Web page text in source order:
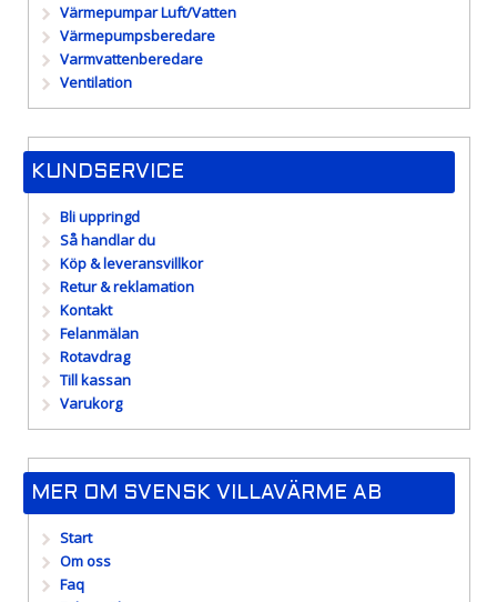
Värmepumpar Luft/Vatten
Värmepumpsberedare
Varmvattenberedare
Ventilation
KUNDSERVICE
Bli uppringd
Så handlar du
Köp & leveransvillkor
Retur & reklamation
Kontakt
Felanmälan
Rotavdrag
Till kassan
Varukorg
MER OM SVENSK VILLAVÄRME AB
Start
Om oss
Faq